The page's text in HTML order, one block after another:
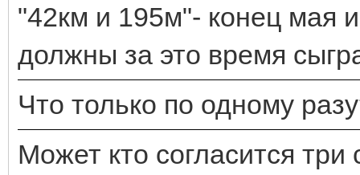
"42км и 195м"- конец мая
должны за это время
Что только по одному
Может кто согласится